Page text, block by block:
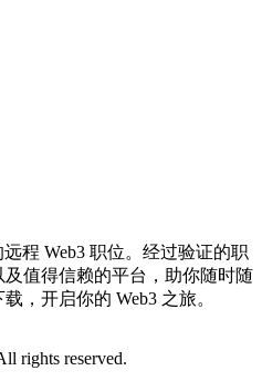
程 Web3 职位。经过验证的职
值得信赖的平台，助你随时随
，开启你的 Web3 之旅。
rights reserved.